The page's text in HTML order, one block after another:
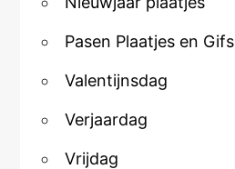
Pasen Plaatjes en Gifs
Valentijnsdag
Verjaardag
Vrijdag